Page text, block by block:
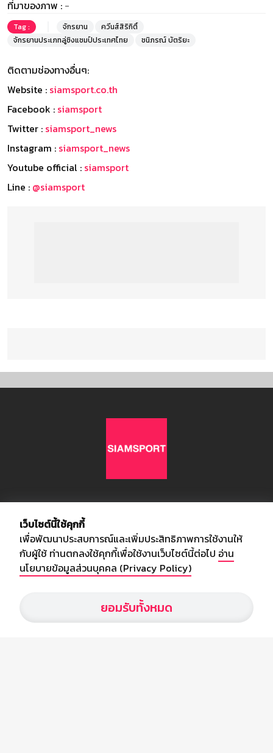
ที่มาของภาพ : -
Tag : จักรยาน
ควีนส์สิริกิติ์
จักรยานประเภทลู่ชิงแชมป์ประเทศไทย
ชนิภรณ์ บัตริยะ
ติดตามช่องทางอื่นๆ:
Website : siamsport.co.th
Facebook : siamsport
Twitter : siamsport_news
Instagram : siamsport_news
Youtube official : siamsport
Line : @siamsport
อัพเดทข่าวสารวงการกีฬา ฟุตบอล ผลบอล ผลฟุตบอลทั่วโลก ฟรีเมียร์
ลีก ไทยลีก ฟุตบอลโลก ยูฟ่าแซมเปี้ยนส์ลีก พร้อมทั้งวิเคราะห์บอล จาก
สยามกีฬา สตาร์ชอคเก้อร์ สปอร์ตพูล
เว็บไซต์นี้ใช้คุกกี้
เพื่อพัฒนาประสบการณ์และเพิ่มประสิทธิภาพการใช้งานให้
กับผู้ใช้ ท่านตกลงใช้คุกกี้เพื่อใช้งานเว็บไซต์นี้ต่อไป อ่าน
นโยบายข้อมูลส่วนบุคคล (Privacy Policy)
ยอมรับทั้งหมด